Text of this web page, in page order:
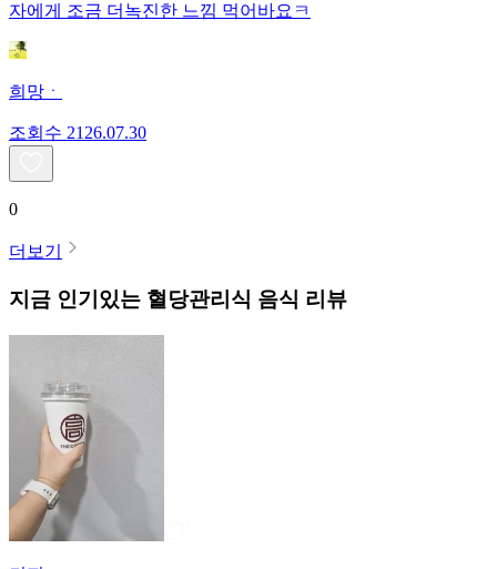
자에게 조금 더녹진한 느낌 먹어바요ㅋ
희망ㆍ
조회수 21 26.07.30
0
더보기
지금 인기있는 혈당관리식 음식 리뷰